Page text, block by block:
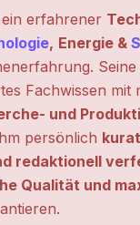
erfahrener
, Energie &
Fachwissen mit
und
persönlich
redaktionell
Qualität und